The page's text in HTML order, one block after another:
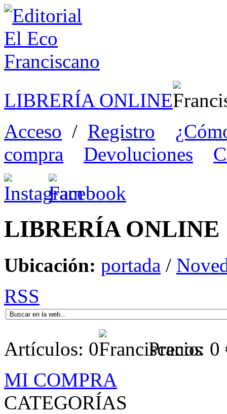
LIBRERÍA ONLINE
Acceso / Registro
compra
Devoluciones
LIBRERÍA ONLINE
Ubicación: portada /
RSS
Artículos: 0 Precio: 0
MI COMPRA
CATEGORÍAS